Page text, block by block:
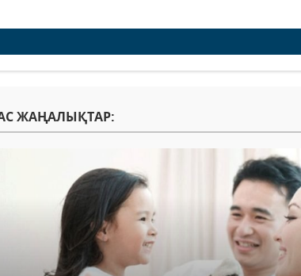
ЖАҢАЛЫҚТАР: